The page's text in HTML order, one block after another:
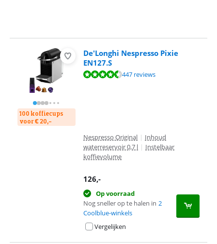
100 koffiecups
voor € 20,-
De'Longhi Nespresso Pixie
EN127.S
Beoordeling is 8,6 van de 10, gebaseerd op 447 reviews.
447 reviews
Nespresso Original | Inhoud
waterreservoir 0,7 l | Instelbaar
koffievolume
126,-
Op voorraad
Nog sneller op te halen in 2
Coolblue-winkels
Vergelijken